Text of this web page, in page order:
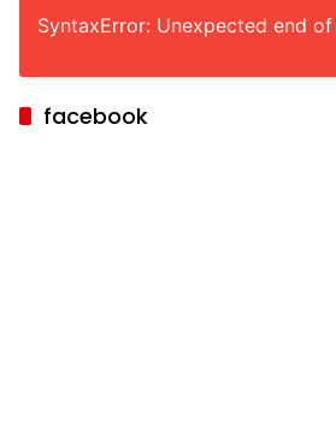
SyntaxError: Unexpected end
facebook